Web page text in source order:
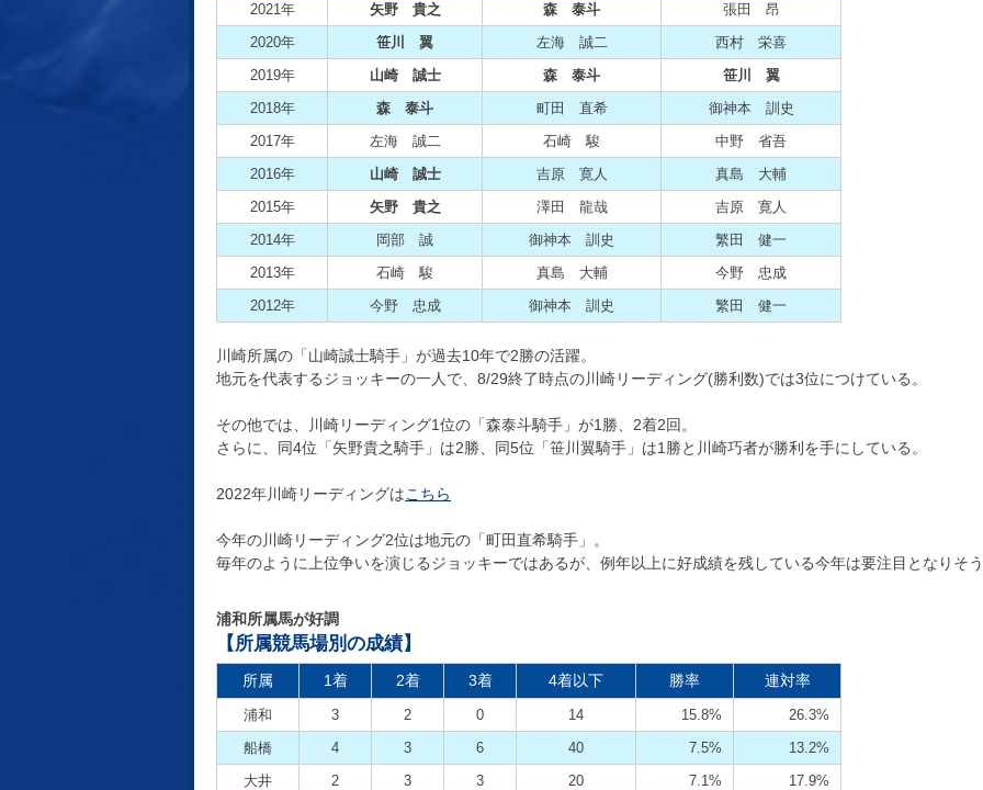
2021年 矢野 貴之 森 泰斗
張田 昂
2020年
笹川 翼 左海 誠二
西村 栄喜
2019年
山崎 誠士 森 泰斗
笹川 翼
2018年
森 泰斗 町田 直希
御神本 訓史
2017年
左海 誠二 石崎 駿
中野 省吾
2016年
山崎 誠士 吉原 寛人
真島 大輔
2015年
矢野 貴之 澤田 龍哉
吉原 寛人
2014年
岡部 誠 御神本 訓史
繁田 健一
2013年
石崎 駿 真島 大輔
今野 忠成
2012年
今野 忠成 御神本 訓史 繁田 健一
川崎所属の「山崎誠士騎手」が過去10年で2勝の活躍。
地元を代表するジョッキーの一人で、8/29終了時点の川崎リーディング(勝利数)では3位につけている。
その他では、川崎リーディング1位の「森泰斗騎手」が1勝、2着2回。
さらに、同4位「矢野貴之騎手」は2勝、同5位「笹川翼騎手」は1勝と川崎巧者が勝利を手にしている。
2022年川崎リーディングはこちら
今年の川崎リーディング2位は地元の「町田直希騎手」。
毎年のように上位争いを演じるジョッキーではあるが、例年以上に好成績を残している今年は要注目となりそ
浦和所属馬が好調
【所属競馬場別の成績】
所属 1着 2着 3着 4着以下 勝率 連対率
浦和 3 2 0 14 15.8%
26.3%
船橋
4 3 6 40 7.5%
13.2%
大井
2 3 3 20 7.1%
17.9%